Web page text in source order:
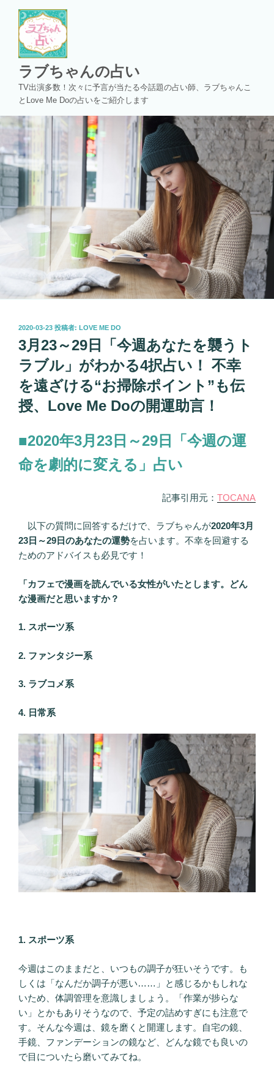
ッ
ラブちゃんの占い
TV出演多数！次々に予言が当たる今話題の占い師、ラブちゃんこ
とLove Me Doの占いをご紹介します
投
日:
2020-03-23 投稿者: LOVE ME DO
3月23～29日「今週あなたを襲うト
ラブル」がわかる4択占い！ 不幸
を遠ざける“お掃除ポイント”も伝
授、Love Me Doの開運助言！
■2020年3月23日～29日「今週の運
命を劇的に変える」占い
記事引用元： TOCANA
以下の質問に回答するだけで、ラブちゃんが2020年3月
23日～29日のあなたの運勢を占います。不幸を回避する
ためのアドバイスも必見です！
「カフェで漫画を読んでいる女性がいたとします。どん
な漫画だと思いますか？
1. スポーツ系
2. ファンタジー系
3. ラブコメ系
4. 日常系
1. スポーツ系
今週はこのままだと、いつもの調子が狂いそうです。も
しくは「なんだか調子が悪い……」と感じるかもしれな
いため、体調管理を意識しましょう。「作業が捗らな
い」とかもありそうなので、予定の詰めすぎにも注意で
す。そんな今週は、鏡を磨くと開運します。自宅の鏡、
手鏡、ファンデーションの鏡など、どんな鏡でも良いの
で目についたら磨いてみてね。